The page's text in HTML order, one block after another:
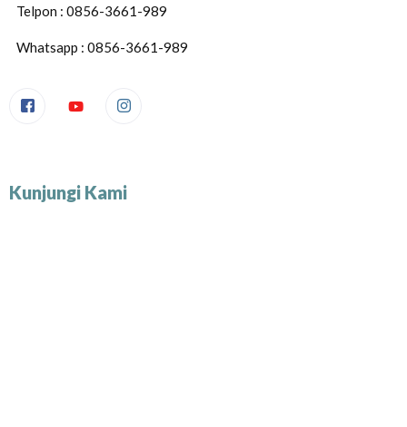
Telpon : 0856-3661-989
Whatsapp : 0856-3661-989
Kunjungi Kami